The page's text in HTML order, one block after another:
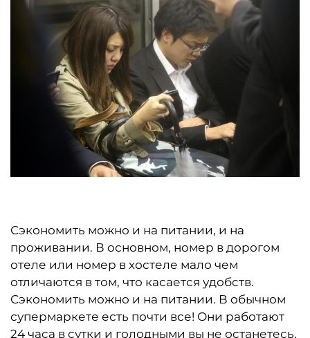
Сэкономить можно и на питании, и на
проживании. В основном, номер в дорогом
отеле или номер в хостеле мало чем
отличаются в том, что касается удобств.
Сэкономить можно и на питании. В обычном
супермаркете есть почти все! Они работают
24 часа в сутки и голодными вы не останетесь,